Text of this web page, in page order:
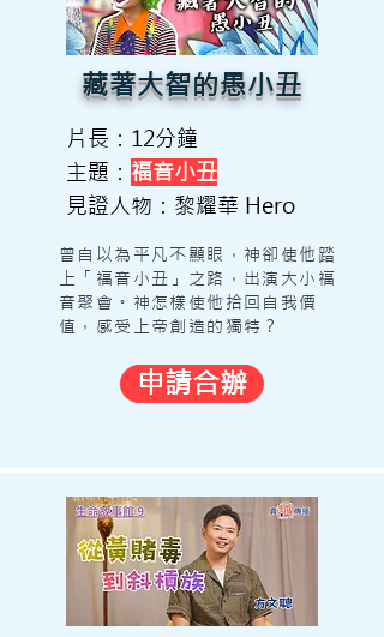
藏著大智的愚小丑
片長：12分鐘
主題： 福音小丑
見證人物：黎耀華 Hero
曾自以為平凡不顯眼，神卻使他踏
上「福音小丑」之路，出演大小福
音聚會。神怎樣使他拾回自我價
值，感受上帝創造的獨特？
申請合辦